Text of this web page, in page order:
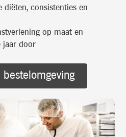
diëten, consistenties en
op maat en
jaar door
bestelomgeving